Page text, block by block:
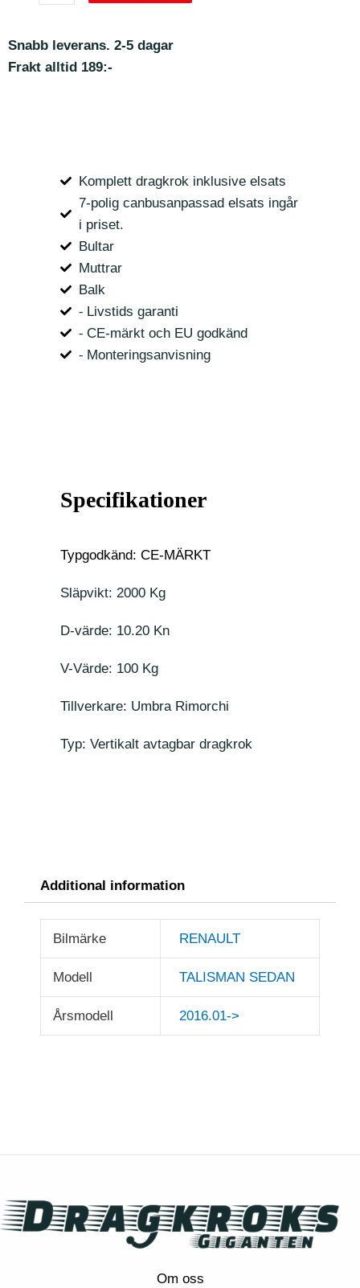
Snabb leverans. 2-5 dagar
Frakt alltid 189:-
Komplett dragkrok inklusive elsats
7-polig canbusanpassad elsats ingår
i priset.
Bultar
Muttrar
Balk
⁃ Livstids garanti
⁃ CE-märkt och EU godkänd
⁃ Monteringsanvisning
Specifikationer
Typgodkänd: CE-MÄRKT
Släpvikt: 2000 Kg
D-värde: 10.20 Kn
V-Värde: 100 Kg
Tillverkare: Umbra Rimorchi
Typ: Vertikalt avtagbar dragkrok
Additional information
Bilmärke RENAULT
Modell TALISMAN SEDAN
Årsmodell 2016.01->
Om oss